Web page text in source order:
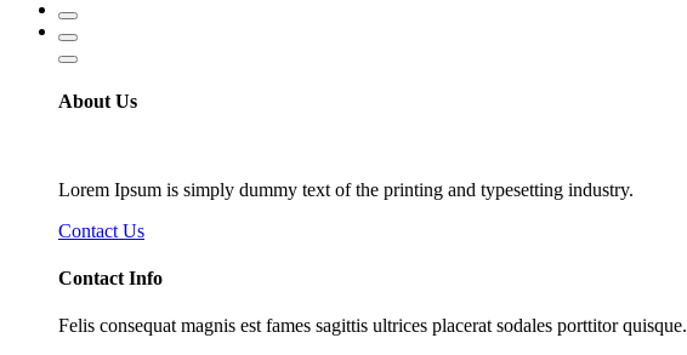
About Us
Lorem Ipsum is simply dummy text of the printing and typesetting industry.
Contact Us
Contact Info
Felis consequat magnis est fames sagittis ultrices placerat sodales porttitor quisque.